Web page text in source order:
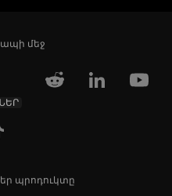
մեջ
պրոդուկտը